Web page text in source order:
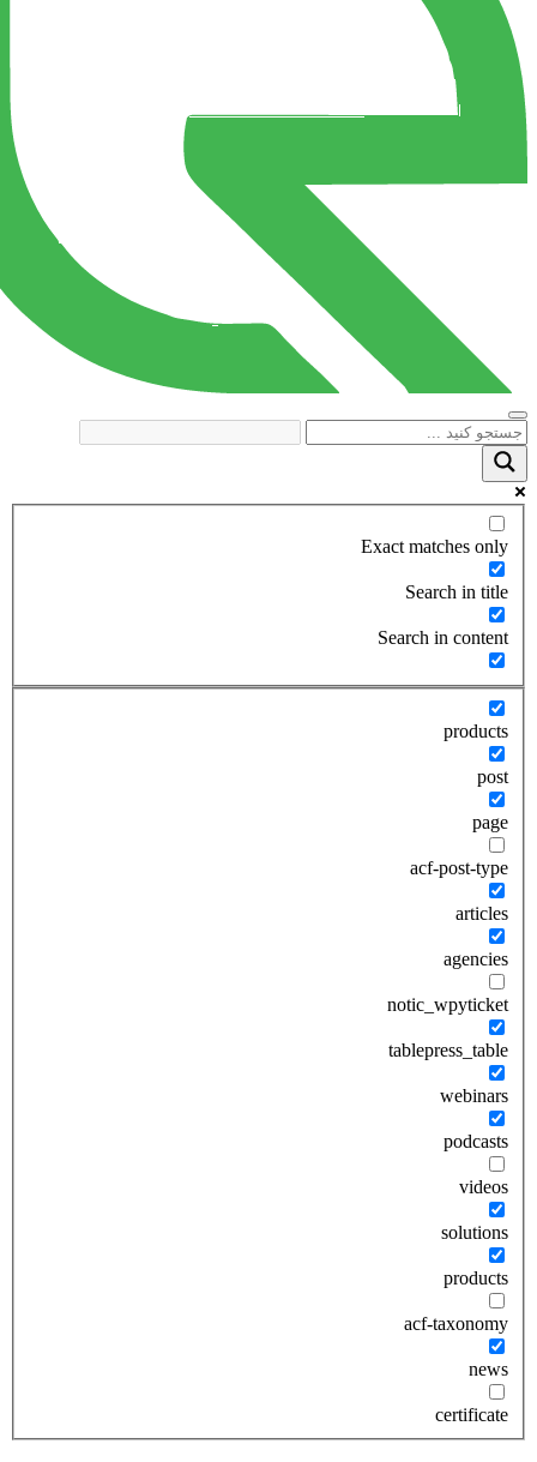
Exact matches only
Search in title
Search in content
products
post
page
acf-post-type
articles
agencies
notic_wpyticket
tablepress_table
webinars
podcasts
videos
solutions
products
acf-taxonomy
news
certificate